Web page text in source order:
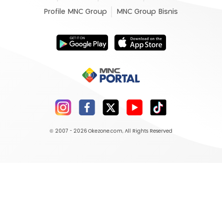
Profile MNC Group MNC Group Bisnis
© 2007 - 2026 Okezone.com, All Rights Reserved